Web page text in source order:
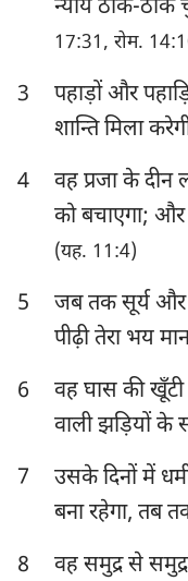
यशायाह
विलापगीत
दानिय्येल
योएल
हबक्कूक
हाग्गै
मलाकी
न्याय ठीक-ठीक
17:31, रोम.
3
पहाड़ों और
शान्ति मिला
4
वह प्रजा के दीन
को बचाएगा; और
(यह. 11:4)
5
जब तक सूर्य और
पीढ़ी तेरा भय
6
वह घास की
वाली झड़ियों के
7
उसके दिनों में
बना रहेगा, तब
8
वह समुद्र से